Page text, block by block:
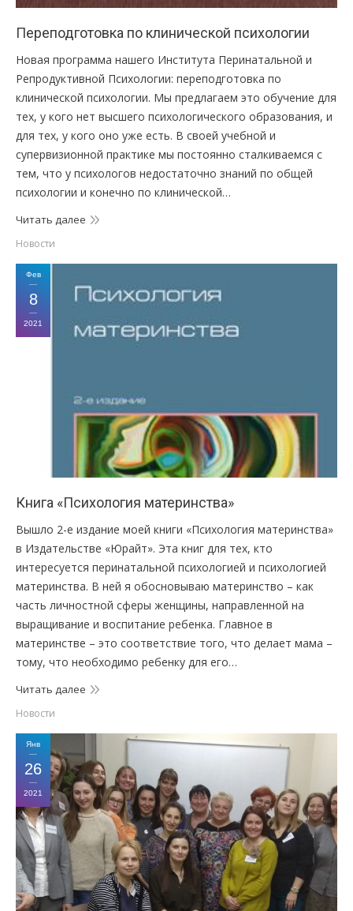
Переподготовка по клинической психологии
Новая программа нашего Института Перинатальной и
Репродуктивной Психологии: переподготовка по
клинической психологии. Мы предлагаем это обучение для
тех, у кого нет высшего психологического образования, и
для тех, у кого оно уже есть. В своей учебной и
супервизионной практике мы постоянно сталкиваемся с
тем, что у психологов недостаточно знаний по общей
психологии и конечно по клинической…
Читать далее
Новости
Фев
8
2021
Книга «Психология материнства»
Вышло 2-е издание моей книги «Психология материнства»
в Издательстве «Юрайт». Эта книг для тех, кто
интересуется перинатальной психологией и психологией
материнства. В ней я обосновываю материнство – как
часть личностной сферы женщины, направленной на
выращивание и воспитание ребенка. Главное в
материнстве – это соответствие того, что делает мама –
тому, что необходимо ребенку для его…
Читать далее
Новости
Янв
26
2021